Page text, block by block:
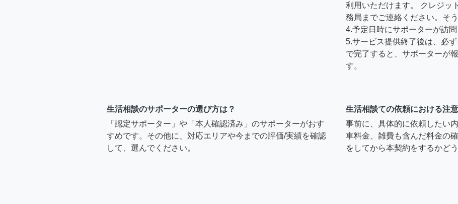
利用いただけます。 クレジッ
務局までご連絡ください。そ
4.予定日時にサポーターが訪
5.サービス提供終了後は、必
で完了すると、サポーターが
す。
生活相談のサポーターの選び方は？
「認定サポーター」や「本人確認済み」のサポーターがおす
すめです。その他に、対応エリアや今までの評価/実績を確認
して、選んでください。
生活相談ての依頼における注
事前に、具体的に依頼したい
車料金、雑費も含んだ料金の
をしてから本契約をするかど